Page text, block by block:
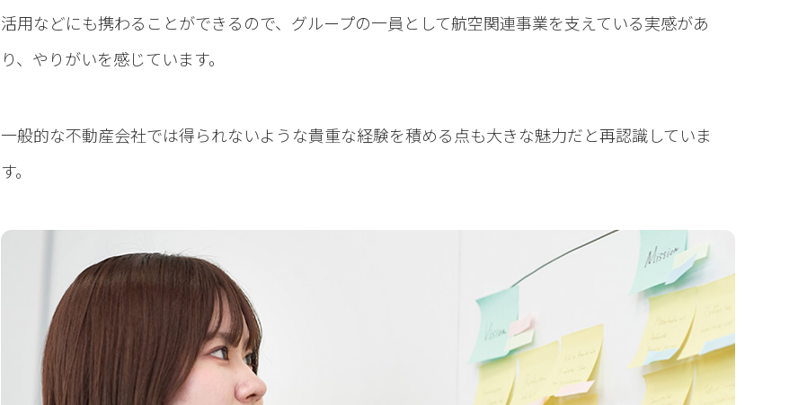
活用などにも携わることができるので、グループの一員として航空関連事業を支えている実感があ
り、やりがいを感じています。
一般的な不動産会社では得られないような貴重な経験を積める点も大きな魅力だと再認識していま
す。